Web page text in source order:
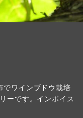
ワインブドウ栽培
ーです。インボイス